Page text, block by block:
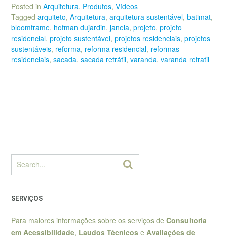
Posted in Arquitetura, Produtos, Vídeos
Tagged arquiteto, Arquitetura, arquitetura sustentável, batimat,
bloomframe, hofman dujardin, janela, projeto, projeto
residencial, projeto sustentável, projetos residenciais, projetos
sustentáveis, reforma, reforma residencial, reformas
residenciais, sacada, sacada retrátil, varanda, varanda retratil
SERVIÇOS
Para maiores informações sobre os serviços de Consultoria
em Acessibilidade, Laudos Técnicos e Avaliações de